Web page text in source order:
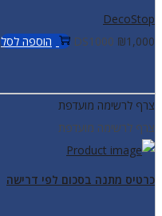
DecoStop
DS1000 ₪1,000 הוספה לסל
צרף לרשימה מועדפת
צרף לרשימה מועדפת
כרטיס מתנה בסכום לפי דרישה